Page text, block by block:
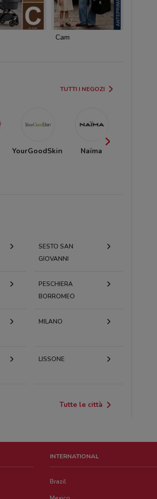
Cam
TUTTI I NEGOZI
YourGoodSkin Naïma
SESTO SAN
GIOVANNI
PESCHIERA
BORROMEO
MILANO
LISSONE
Tutte le città
INTERNATIONAL
Brazil